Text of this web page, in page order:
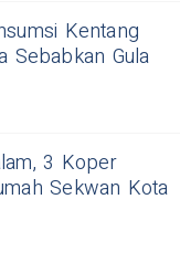
Kentang
Sebabkan Gula
3 Koper
Sekwan Kota